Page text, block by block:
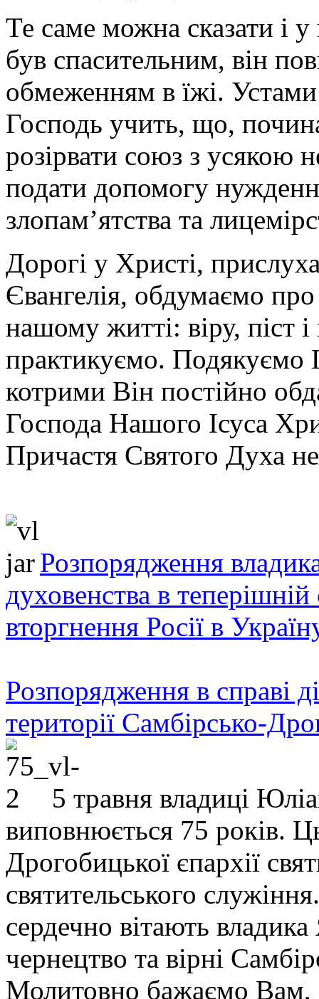
Те саме можна сказати і
був спасительним, він
обмеженням в їжі. Устами
Господь учить, що,
розірвати союз з усякою
подати допомогу
злопам’ятства та
Дорогі у Христі,
Євангелія, обдумаємо
нашому житті: віру, піст
практикуємо. Подякуємо
котрими Він постійно
Господа Нашого Ісуса
Причастя Святого Духа
Розпорядження
духовенства в теперішній
вторгнення Росії в
Розпорядження в справі
території Самбірсько-
5 травня владиці
виповнюється 75 років.
Дрогобицької єпархії
святительського
сердечно вітають
чернецтво та вірні
Молитовно бажаємо Вам,